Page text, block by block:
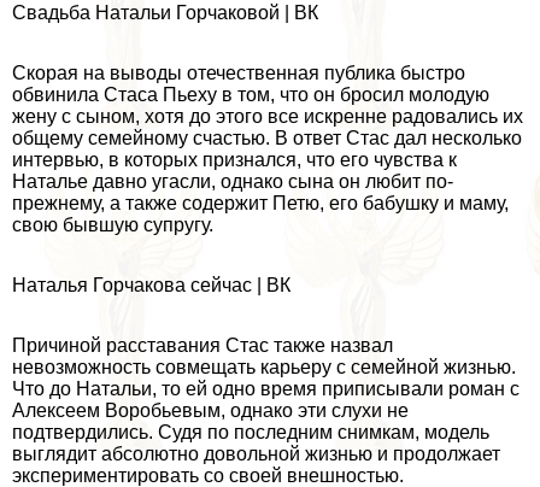
Свадьба Натальи Горчаковой | ВК
Скорая на выводы отечественная публика быстро
обвинила Стаса Пьеху в том, что он бросил молодую
жену с сыном, хотя до этого все искренне радовались их
общему семейному счастью. В ответ Стас дал несколько
интервью, в которых признался, что его чувства к
Наталье давно угасли, однако сына он любит по-
прежнему, а также содержит Петю, его бабушку и маму,
свою бывшую супругу.
Наталья Горчакова сейчас | ВК
Причиной расставания Стас также назвал
невозможность совмещать карьеру с семейной жизнью.
Что до Натальи, то ей одно время приписывали роман с
Алексеем Воробьевым, однако эти слухи не
подтвердились. Судя по последним снимкам, модель
выглядит абсолютно довольной жизнью и продолжает
экспериментировать со своей внешностью.